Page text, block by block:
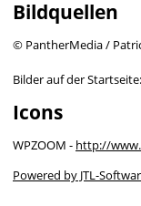
Bildquellen
© PantherMedia /
Bilder auf der Startseite:
Icons
WPZOOM - http://
Powered by JTL-